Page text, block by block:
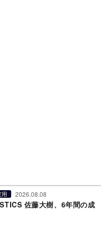
2026.08.08
佐藤大樹、6年間の成